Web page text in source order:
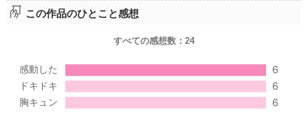
この作品のひとこと感想
すべての感想数： 24